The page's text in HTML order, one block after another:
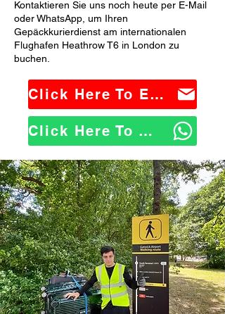
Kontaktieren Sie uns noch heute per E-Mail
oder WhatsApp, um Ihren
Gepäckkurierdienst am internationalen
Flughafen Heathrow T6 in London zu
buchen.
Click Here To Email Us
Click Here To WhatsApp Us